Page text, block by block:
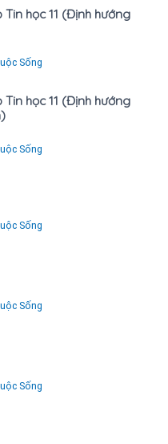
Tin học 11 (Định hướng
Sống
Tin học 11 (Định hướng
Sống
Sống
Sống
Sống